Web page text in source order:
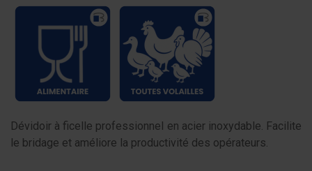
Dévidoir à ficelle professionnel en acier inoxydable. Facilite
le bridage et améliore la productivité des opérateurs.